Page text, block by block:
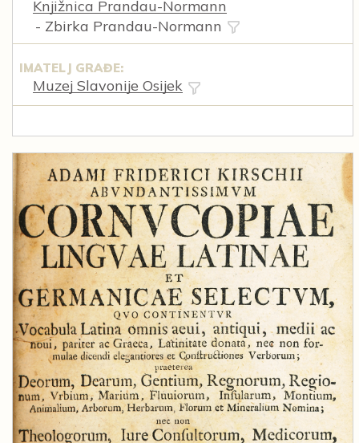
Knjižnica Prandau-Normann
- Zbirka Prandau-Normann
IMATELJ GRAĐE:
Muzej Slavonije Osijek